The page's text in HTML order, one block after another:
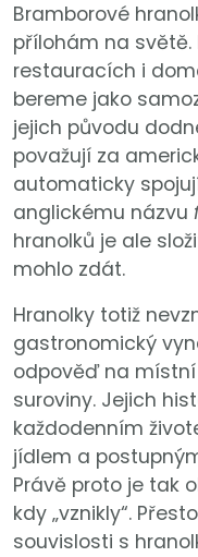
Bramborové
přílohám na
restauracích i
bereme jako
jejich původu
považují za
automaticky
anglickému názvu
hranolků je ale
mohlo zdát.
Hranolky totiž
gastronomický
odpověď na
suroviny. Jejich
každodenním
jídlem a
Právě proto je tak
kdy „vznikly“.
souvislosti s